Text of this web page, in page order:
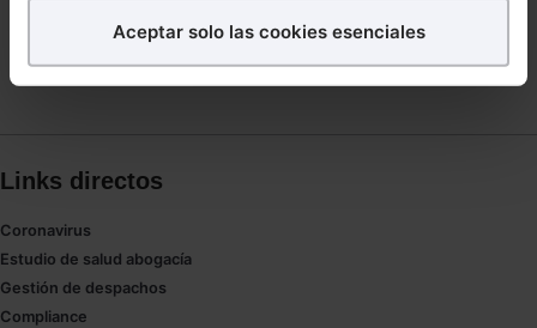
en la web sea óptima
También puedes
seleccionar solo aquellas que quieras permitir en tu
navegador. Si no seleccionas ninguna utilizaremos
las que sean indispensables para la navegación.
Saber más acerca de las cookies
Aceptar solo las cookies esenciales
Links directos
Coronavirus
Estudio de salud abogacía
Gestión de despachos
Compliance